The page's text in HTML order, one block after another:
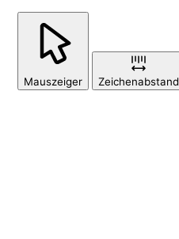
Mauszeiger Zeichenabstand